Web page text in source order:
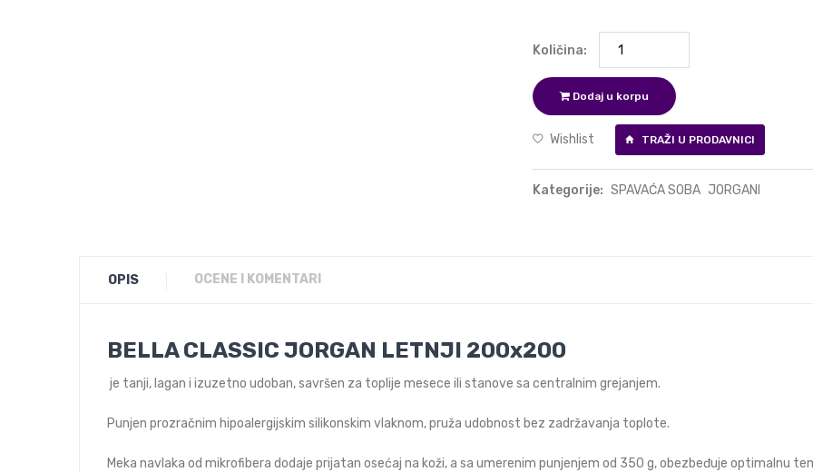
Količina:
Dodaj u korpu
Wishlist TRAŽI U PRODAVNICI
Kategorije: SPAVAĆA SOBA JORGANI
OPIS OCENE I KOMENTARI
BELLA CLASSIC JORGAN LETNJI 200x200
je tanji, lagan i izuzetno udoban, savršen za toplije mesece ili stanove sa centralnim grejanjem.
Punjen prozračnim hipoalergijskim silikonskim vlaknom, pruža udobnost bez zadržavanja toplote.
Meka navlaka od mikrofibera dodaje prijatan osećaj na koži, a sa umerenim punjenjem od 350 g, obezbeđuje optimalnu